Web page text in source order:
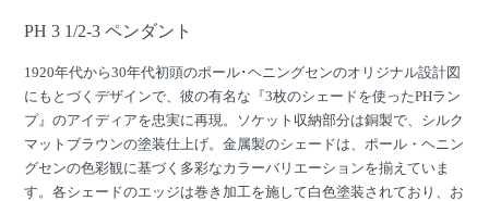
PH 3 1/2-3 ペンダント
1920年代から30年代初頭のポール･ヘニングセンのオリジナル設計図
にもとづくデザインで、彼の有名な『3枚のシェードを使ったPHラン
プ』のアイディアを忠実に再現。ソケット収納部分は銅製で、シルク
マットブラウンの塗装仕上げ。金属製のシェードは、ポール・ヘニン
グセンの色彩観に基づく多彩なカラーバリエーションを揃えていま
す。各シェードのエッジは巻き加工を施して白色塗装されており、お